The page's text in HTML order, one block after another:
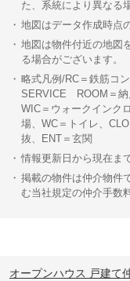
た、系統により異なる
地図はデータ作成時点
地図は物件付近の地図
る場合がございます。
略式凡例/RC＝鉄筋コ
SERVICE ROOM＝納
WIC＝ウォークインク
場、WC＝トイレ、
抜、ENT＝玄関
情報更新日から現在ま
掲載の物件は仲介物件
む当社規定の仲介手数
オープンハウス 戸建て